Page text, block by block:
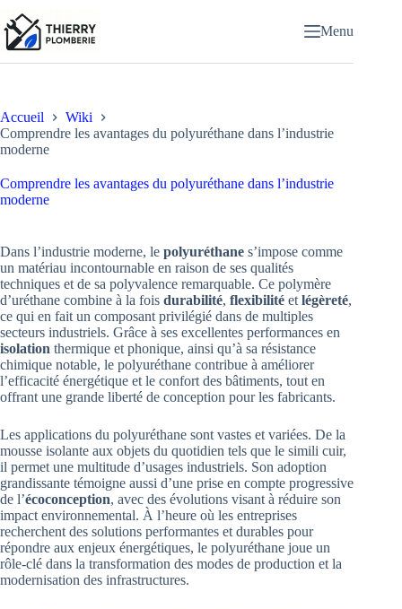
au
contenu
Menu
Accueil
Wiki
Comprendre les avantages du polyuréthane dans l’industrie
moderne
Comprendre les avantages du polyuréthane dans l’industrie
moderne
Dans l’industrie moderne, le polyuréthane s’impose comme
un matériau incontournable en raison de ses qualités
techniques et de sa polyvalence remarquable. Ce polymère
d’uréthane combine à la fois durabilité, flexibilité et légèreté,
ce qui en fait un composant privilégié dans de multiples
secteurs industriels. Grâce à ses excellentes performances en
isolation thermique et phonique, ainsi qu’à sa résistance
chimique notable, le polyuréthane contribue à améliorer
l’efficacité énergétique et le confort des bâtiments, tout en
offrant une grande liberté de conception pour les fabricants.
Les applications du polyuréthane sont vastes et variées. De la
mousse isolante aux objets du quotidien tels que le simili cuir,
il permet une multitude d’usages industriels. Son adoption
grandissante témoigne aussi d’une prise en compte progressive
de l’écoconception, avec des évolutions visant à réduire son
impact environnemental. À l’heure où les entreprises
recherchent des solutions performantes et durables pour
répondre aux enjeux énergétiques, le polyuréthane joue un
rôle-clé dans la transformation des modes de production et la
modernisation des infrastructures.